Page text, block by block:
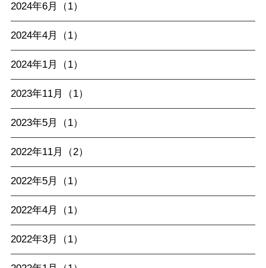
2024年6月（1）
2024年4月（1）
2024年1月（1）
2023年11月（1）
2023年5月（1）
2022年11月（2）
2022年5月（1）
2022年4月（1）
2022年3月（1）